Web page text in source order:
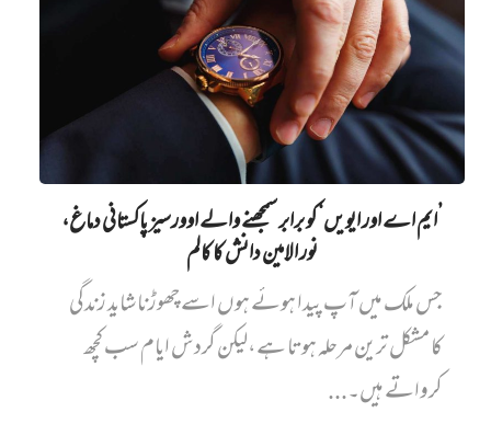
’ایم اے اور ایویں‌‘ کو برابر سمجھنے والے اوورسیز پاکستانی دماغ،
نور الامین دانش کا کالم
جس ملک میں آپ پیدا ہوئے ہوں اسے چھوڑنا شاید زندگی
کا مشکل ترین مرحلہ ہوتا ہے،لیکن گردش ایام سب کچھ
کرواتے ہیں۔...